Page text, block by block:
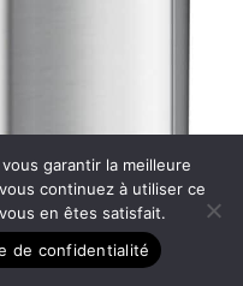
garantir la meilleure
continuez à utiliser ce
en êtes satisfait.
de confidentialité